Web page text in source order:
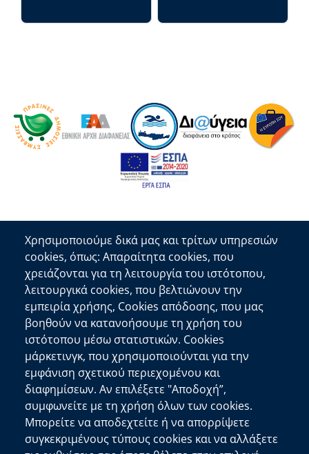
Επικοινωνία
Αποκεντρωμένη Διοίκηση Κρήτης
Πλατεία Κουντουριώτη 71202 Ηράκλειο
Επικοινωνήστε μαζί μας
Χρήσιμοι Σύνδεσμοι
Ελληνική Κυβέρνηση
Ευρωπαϊκή Επιτροπή
Πληροφορίες Ιστότοπου
Χρησιμοποιούμε δικά μας και τρίτων υπηρεσιών
cookies, όπως: Απαραίτητα cookies, που
χρειάζονται για τη λειτουργία του ιστότοπου,
λειτουργικά cookies, που βελτιώνουν την
εμπειρία χρήσης, Cookies απόδοσης, που μας
βοηθούν να κατανοήσουμε τη χρήση του
ιστότοπου μέσω στατιστικών. Cookies
μάρκετινγκ, που χρησιμοποιούνται για την
εμφάνιση σχετικού περιεχομένου και
διαφημίσεων. Αν επιλέξετε "Αποδοχή”,
συμφωνείτε με τη χρήση όλων των cookies.
Μπορείτε να αποδεχτείτε ή να απορρίψετε
συγκεκριμένους τύπους cookies και να αλλάξετε